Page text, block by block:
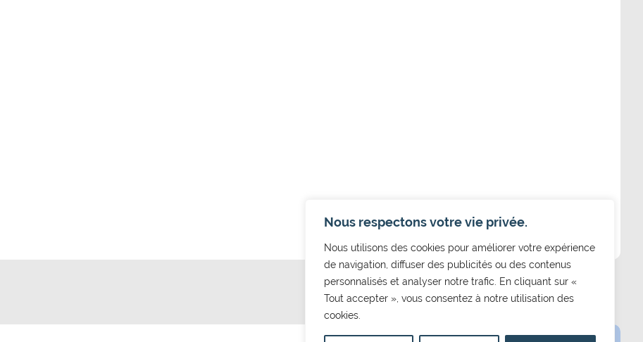
Nous respectons votre vie privée.
Nous utilisons des cookies pour améliorer votre expérience
de navigation, diffuser des publicités ou des contenus
personnalisés et analyser notre trafic. En cliquant sur «
Tout accepter », vous consentez à notre utilisation des
cookies.